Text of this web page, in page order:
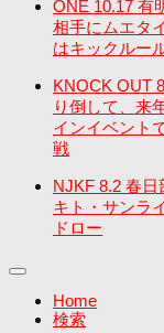
ONE 10.17 有
相手にムエタ
はキックルー
KNOCK OUT
り倒して、来
インイベント
戦
NJKF 8.2 春
キト・サンラ
ドロー
Home
検索